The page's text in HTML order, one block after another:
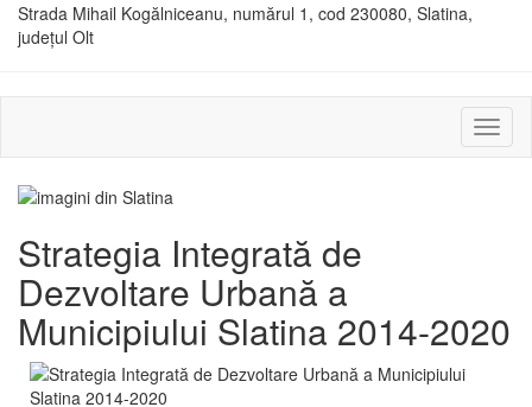
Strada Mihail Kogălniceanu, numărul 1, cod 230080, Slatina,
județul Olt
sau
Strategia Integrată de
Dezvoltare Urbană a
Municipiului Slatina 2014-2020